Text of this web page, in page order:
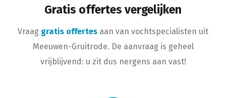
Gratis offertes vergelijken
Vraag gratis offertes aan van vochtspecialisten uit
Meeuwen-Gruitrode. De aanvraag is geheel
vrijblijvend: u zit dus nergens aan vast!